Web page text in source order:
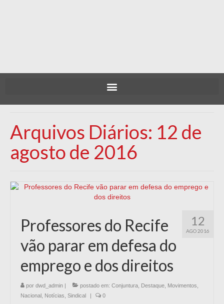
Arquivos Diários: 12 de
agosto de 2016
12
AGO 2016
Professores do Recife
vão parar em defesa do
emprego e dos direitos
por dwd_admin | postado em: Conjuntura Destaque Movimentos
Nacional Notícias Sindical | 0